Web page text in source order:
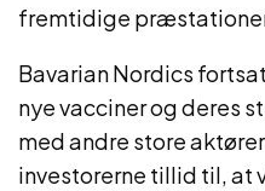
fremtidige
Bavarian Nordics
nye vacciner og deres
med andre store
investorerne tillid til, at